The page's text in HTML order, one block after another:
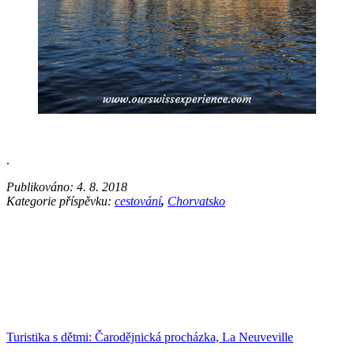
.
Publikováno: 4. 8. 2018
Kategorie příspěvku: cestování, Chorvatsko
Turistika s dětmi: Čarodějnická procházka, La Neuveville